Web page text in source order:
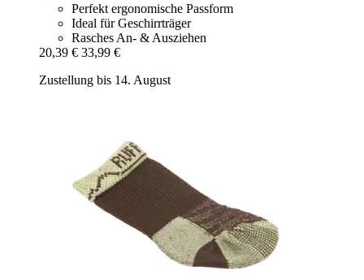
Perfekt ergonomische Passform
Ideal für Geschirrträger
Rasches An- & Ausziehen
20,39 € 33,99 €
Zustellung bis 14. August